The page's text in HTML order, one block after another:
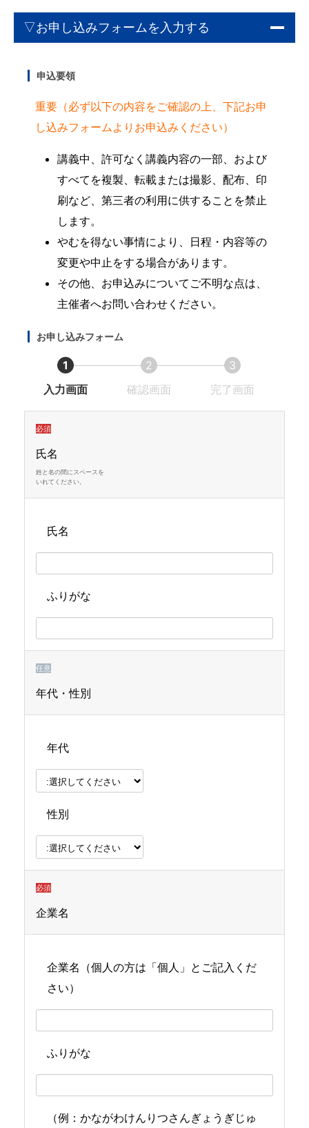
▽お申し込みフォームを入力する
申込要領
重要（必ず以下の内容をご確認の上、下記お申
し込みフォームよりお申込みください）
講義中、許可なく講義内容の一部、および
すべてを複製、転載または撮影、配布、印
刷など、第三者の利用に供することを禁止
します。
やむを得ない事情により、日程・内容等の
変更や中止をする場合があります。
その他、お申込みについてご不明な点は、
主催者へお問い合わせください。
お申し込みフォーム
1
入力画面現
在
さ
る
画
面
で
す。
2
確認画面
在
る
画
で
す。
3
完了画面
在
る
画
で
す。
必須
氏名
姓と名の間にスペースを
いれてください。
氏名
ふりがな
任意
年代・性別
年代
性別
必須
企業名
企業名（個人の方は「個人」とご記入くだ
さい）
ふりがな
（例：かながわけんりつさんぎょうぎじゅ